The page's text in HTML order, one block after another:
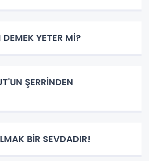
YETER Mİ?
ŞERRİNDEN
BİR SEVDADIR!